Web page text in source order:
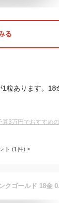
る
粒あります。
算3万円でおすすめ
ト (1件) >